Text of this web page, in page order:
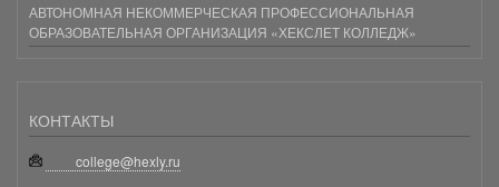
АВТОНОМНАЯ НЕКОММЕРЧЕСКАЯ ПРОФЕССИОНАЛЬНАЯ
ОБРАЗОВАТЕЛЬНАЯ ОРГАНИЗАЦИЯ «ХЕКСЛЕТ КОЛЛЕДЖ»
КОНТАКТЫ
college@hexly.ru